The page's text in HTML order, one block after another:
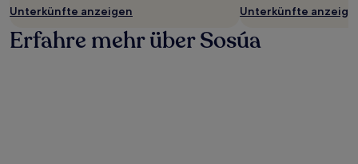
Unterkünfte anzeigen Unterkünfte
Erfahre mehr über Sosúa